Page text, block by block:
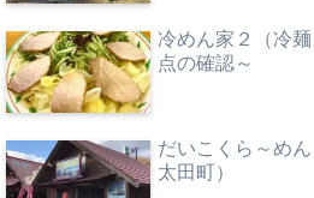
冷めん家２（冷
点の確認～
だいこくら～め
太田町）